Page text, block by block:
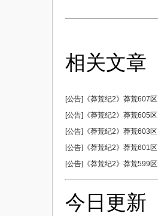
相关文章
[公告]《莽荒纪2》莽荒607
[公告]《莽荒纪2》莽荒605
[公告]《莽荒纪2》莽荒603
[公告]《莽荒纪2》莽荒601
[公告]《莽荒纪2》莽荒599
今日更新